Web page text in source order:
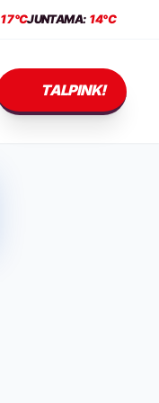
17°CJUNTAMA: 14°C
TALPINK!